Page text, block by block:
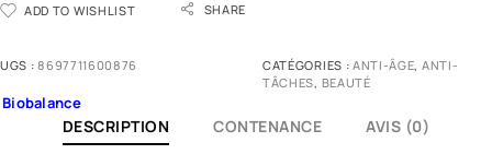
ADD TO WISHLIST SHARE
UGS :8697711600876 CATÉGORIES : ANTI-ÂGE, ANTI-
TÂCHES, BEAUTÉ
Biobalance
DESCRIPTION CONTENANCE AVIS (0)